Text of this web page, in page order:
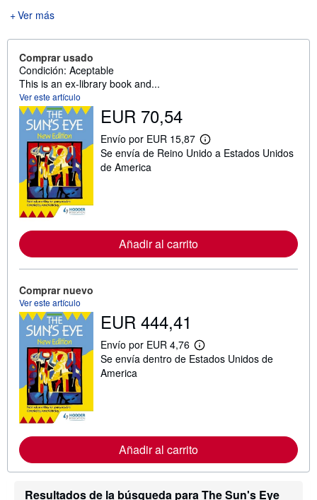
Ver más
Comprar usado
Condición: Aceptable
This is an ex-library book and...
Ver este artículo
EUR 70,54
Envío por EUR 15,87
M
á
m
i
ó
l
a
e
e
v
Se envía de Reino Unido a Estados Unidos
de America
Añadir al carrito
Comprar nuevo
Ver este artículo
EUR 444,41
Envío por EUR 4,76
M
á
m
i
s
Se envía dentro de Estados Unidos de
America
Añadir al carrito
Resultados de la búsqueda para The Sun's Eye